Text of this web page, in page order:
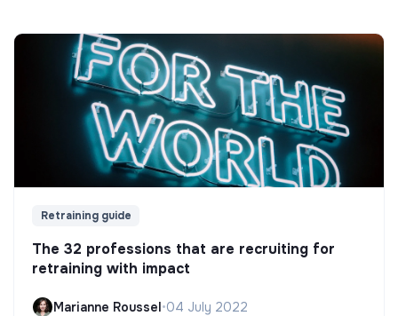
Retraining guide
The 32 professions that are recruiting for
retraining with impact
Marianne Roussel•04 July 2022